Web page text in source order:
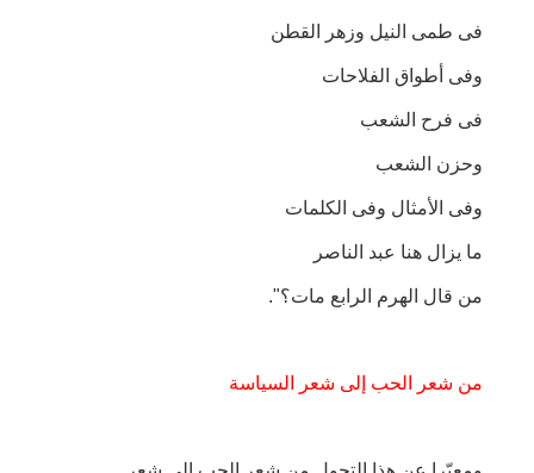
فى طمى النيل وزهر القطن
وفى أطواق الفلاحات
فى فرح الشعب
وحزن الشعب
وفى الأمثال وفى الكلمات
ما يزال هنا عبد الناصر
من قال الهرم الرابع مات؟".
من شعر الحب إلى شعر السياسة